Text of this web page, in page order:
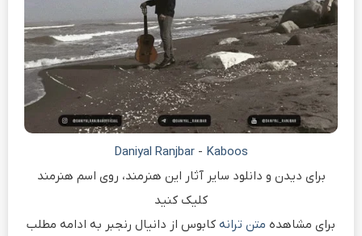
Daniyal Ranjbar - Kaboos
برای دیدن و دانلود سایر آثار این هنرمند، روی اسم هنرمند
کلیک کنید
برای مشاهده متن ترانه کابوس از دانیال رنجبر به ادامه مطلب